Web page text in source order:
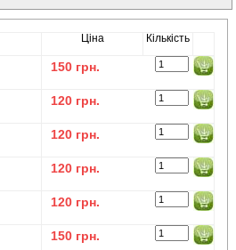
Ціна Кількість
150 грн.
120 грн.
120 грн.
120 грн.
120 грн.
150 грн.